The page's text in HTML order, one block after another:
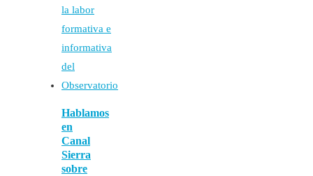
Hablamos
en
Canal
Sierra
sobre